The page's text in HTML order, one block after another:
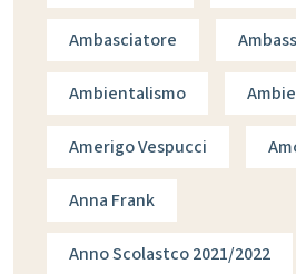
Ambasciatore
Ambientalismo
Amerigo Vespucci
Anna Frank
Anno Scolastco 2021/2022